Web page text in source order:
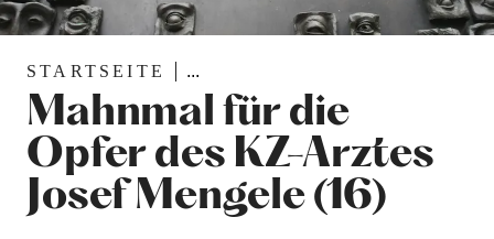
STARTSEITE ...
Mahnmal für die
Opfer des KZ-Arztes
Josef Mengele (16)